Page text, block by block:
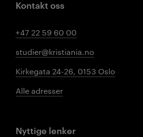
Kontakt oss
+47 22 59 60 00
studier@kristiania.no
Kirkegata 24-26, 0153 Oslo
Alle adresser
Nyttige lenker